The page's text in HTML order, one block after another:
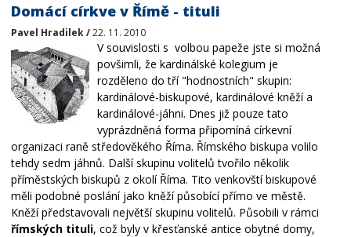
Domácí církve v Římě - tituli
Pavel Hradilek /22. 11. 2010
V souvislosti s volbou papeže jste si možná
povšimli, že kardinálské kolegium je
rozděleno do tří "hodnostních" skupin:
kardinálové-biskupové, kardinálové kněží a
kardinálové-jáhni. Dnes již pouze tato
vyprázdněná forma připomíná církevní
organizaci raně středověkého Říma. Římského biskupa volilo
tehdy sedm jáhnů. Další skupinu volitelůtvořilo několik
příměstských biskupů z okolí Říma. Tito venkovští biskupové
měli podobné poslání jako kněží působící přímo ve městě.
Kněží představovali největší skupinu volitelů. Působili v rámci
římských tituli, což byly v křesťanské antice obytné domy,